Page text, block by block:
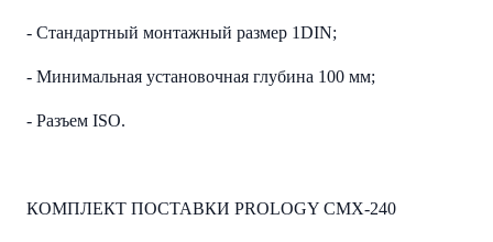
- Стандартный монтажный размер 1DIN;
- Минимальная установочная глубина 100 мм;
- Разъем ISO.
КОМПЛЕКТ ПОСТАВКИ PROLOGY CMX-240